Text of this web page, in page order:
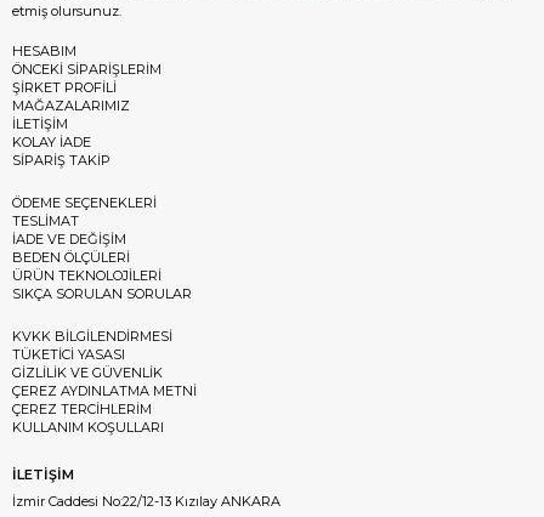
etmiş olursunuz.
HESABIM
ÖNCEKİ SİPARİŞLERİM
ŞİRKET PROFİLİ
MAĞAZALARIMIZ
İLETİŞİM
KOLAY İADE
SİPARİŞ TAKİP
ÖDEME SEÇENEKLERİ
TESLİMAT
İADE VE DEĞİŞİM
BEDEN ÖLÇÜLERİ
ÜRÜN TEKNOLOJİLERİ
SIKÇA SORULAN SORULAR
KVKK BİLGİLENDİRMESİ
TÜKETİCİ YASASI
GİZLİLİK VE GÜVENLİK
ÇEREZ AYDINLATMA METNİ
ÇEREZ TERCİHLERİM
KULLANIM KOŞULLARI
İLETİŞİM
İzmir Caddesi No:22/12-13 Kızılay ANKARA